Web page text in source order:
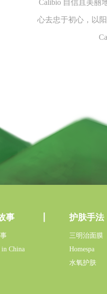
Calibio 自信且美丽
心去忠于初心，以
事
China
护肤手法
三明治面膜
Homespa
水氧护肤